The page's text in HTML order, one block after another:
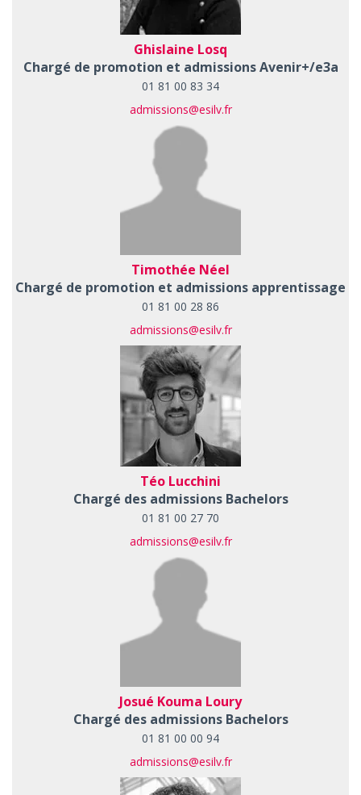
Ghislaine Losq
Chargé de promotion et admissions Avenir+/e3a
01 81 00 83 34
admissions@esilv.fr
Timothée Néel
Chargé de promotion et admissions apprentissage
01 81 00 28 86
admissions@esilv.fr
Téo Lucchini
Chargé des admissions Bachelors
01 81 00 27 70
admissions@esilv.fr
Josué Kouma Loury
Chargé des admissions Bachelors
01 81 00 00 94
admissions@esilv.fr